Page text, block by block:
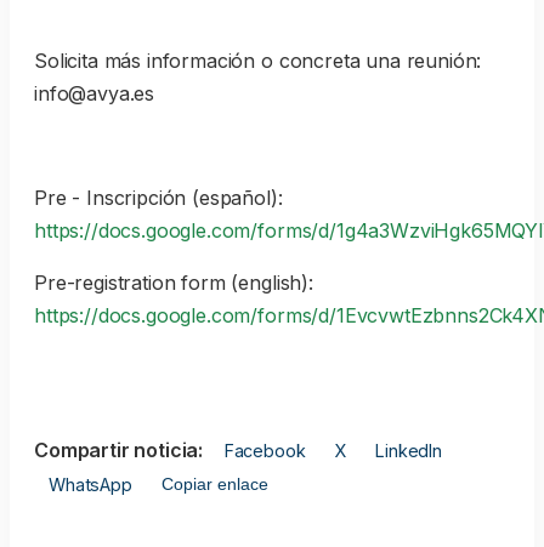
Solicita más información o concreta una reunión:
info@avya.es
Pre - Inscripción (español):
https://docs.google.com/forms/d/
Pre-registration form (english):
https://docs.google.com/forms/d/
Compartir noticia: Facebook X
LinkedIn
WhatsApp
Copiar enlace